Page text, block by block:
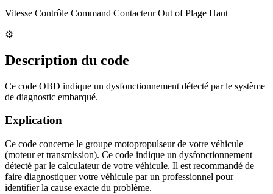
Vitesse Contrôle Command Contacteur Out of Plage Haut
⚙️
Description du code
Ce code OBD indique un dysfonctionnement détecté par le système
de diagnostic embarqué.
Explication
Ce code concerne le groupe motopropulseur de votre véhicule
(moteur et transmission). Ce code indique un dysfonctionnement
détecté par le calculateur de votre véhicule. Il est recommandé de
faire diagnostiquer votre véhicule par un professionnel pour
identifier la cause exacte du problème.